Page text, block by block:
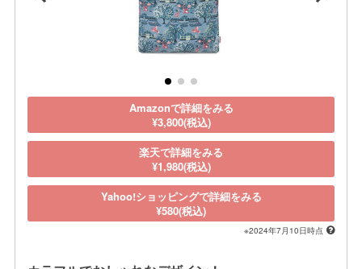
Amazonで詳細をみる
¥3,800(税込)
楽天で詳細をみる
¥1,980(税込)
Yahoo!ショッピングで詳細をみる
¥580(税込)
※2024年7月10日時点